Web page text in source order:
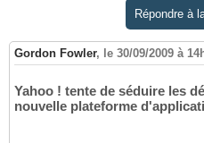
Répondre à
Gordon Fowler, le 30/09/2009 à
Yahoo ! tente de séduire les
nouvelle plateforme